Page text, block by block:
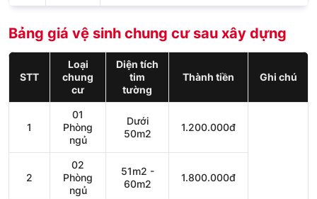
Bảng giá vệ sinh chung cư sau xây dựng
STT
Loại
chung
cư
Diện tích
tim
tường
Thành tiền Ghi chú
1
01
Phòng
ngủ
Dưới
50m2
1.200.000đ
2
02
Phòng
ngủ
51m2 -
60m2
1.800.000đ